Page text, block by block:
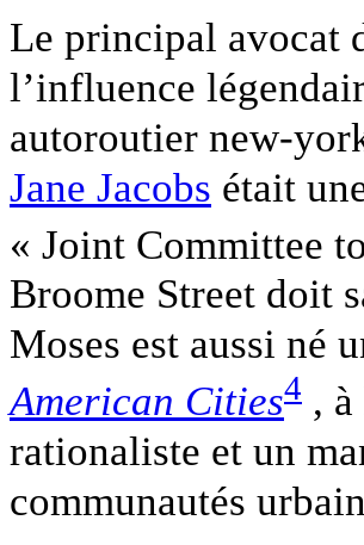
Le principal avocat
l’influence
autoroutier new-
Jane Jacobs était
« Joint Committee
Broome Street doit
Moses est aussi né
American Cities4 ,
rationaliste et un
communautés